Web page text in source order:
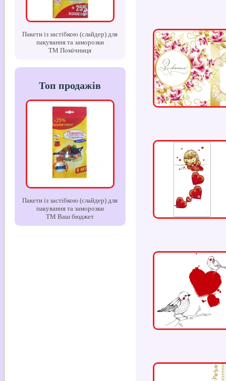
Пакети із застібкою (слайдер) для
пакування та заморозки
ТМ Помічниця
Топ продажів
Пакети із застібкою (слайдер) для
пакування та заморозки
ТМ Ваш бюджет